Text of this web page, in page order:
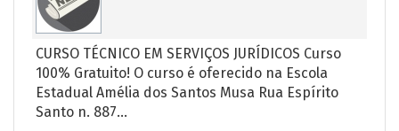
CURSO TÉCNICO EM SERVIÇOS JURÍDICOS Curso
100% Gratuito! O curso é oferecido na Escola
Estadual Amélia dos Santos Musa Rua Espírito
Santo n. 887...